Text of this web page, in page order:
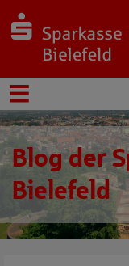
Blog der
Bielefeld